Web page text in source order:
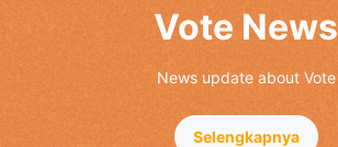
Vote News
News update about Vote
Selengkapnya